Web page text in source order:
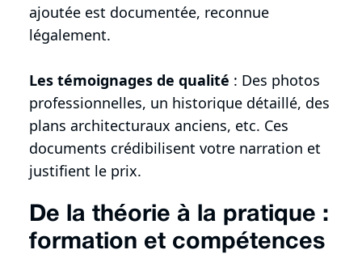
ajoutée est documentée, reconnue
légalement.
Les témoignages de qualité : Des photos
professionnelles, un historique détaillé, des
plans architecturaux anciens, etc. Ces
documents crédibilisent votre narration et
justifient le prix.
De la théorie à la pratique :
formation et compétences